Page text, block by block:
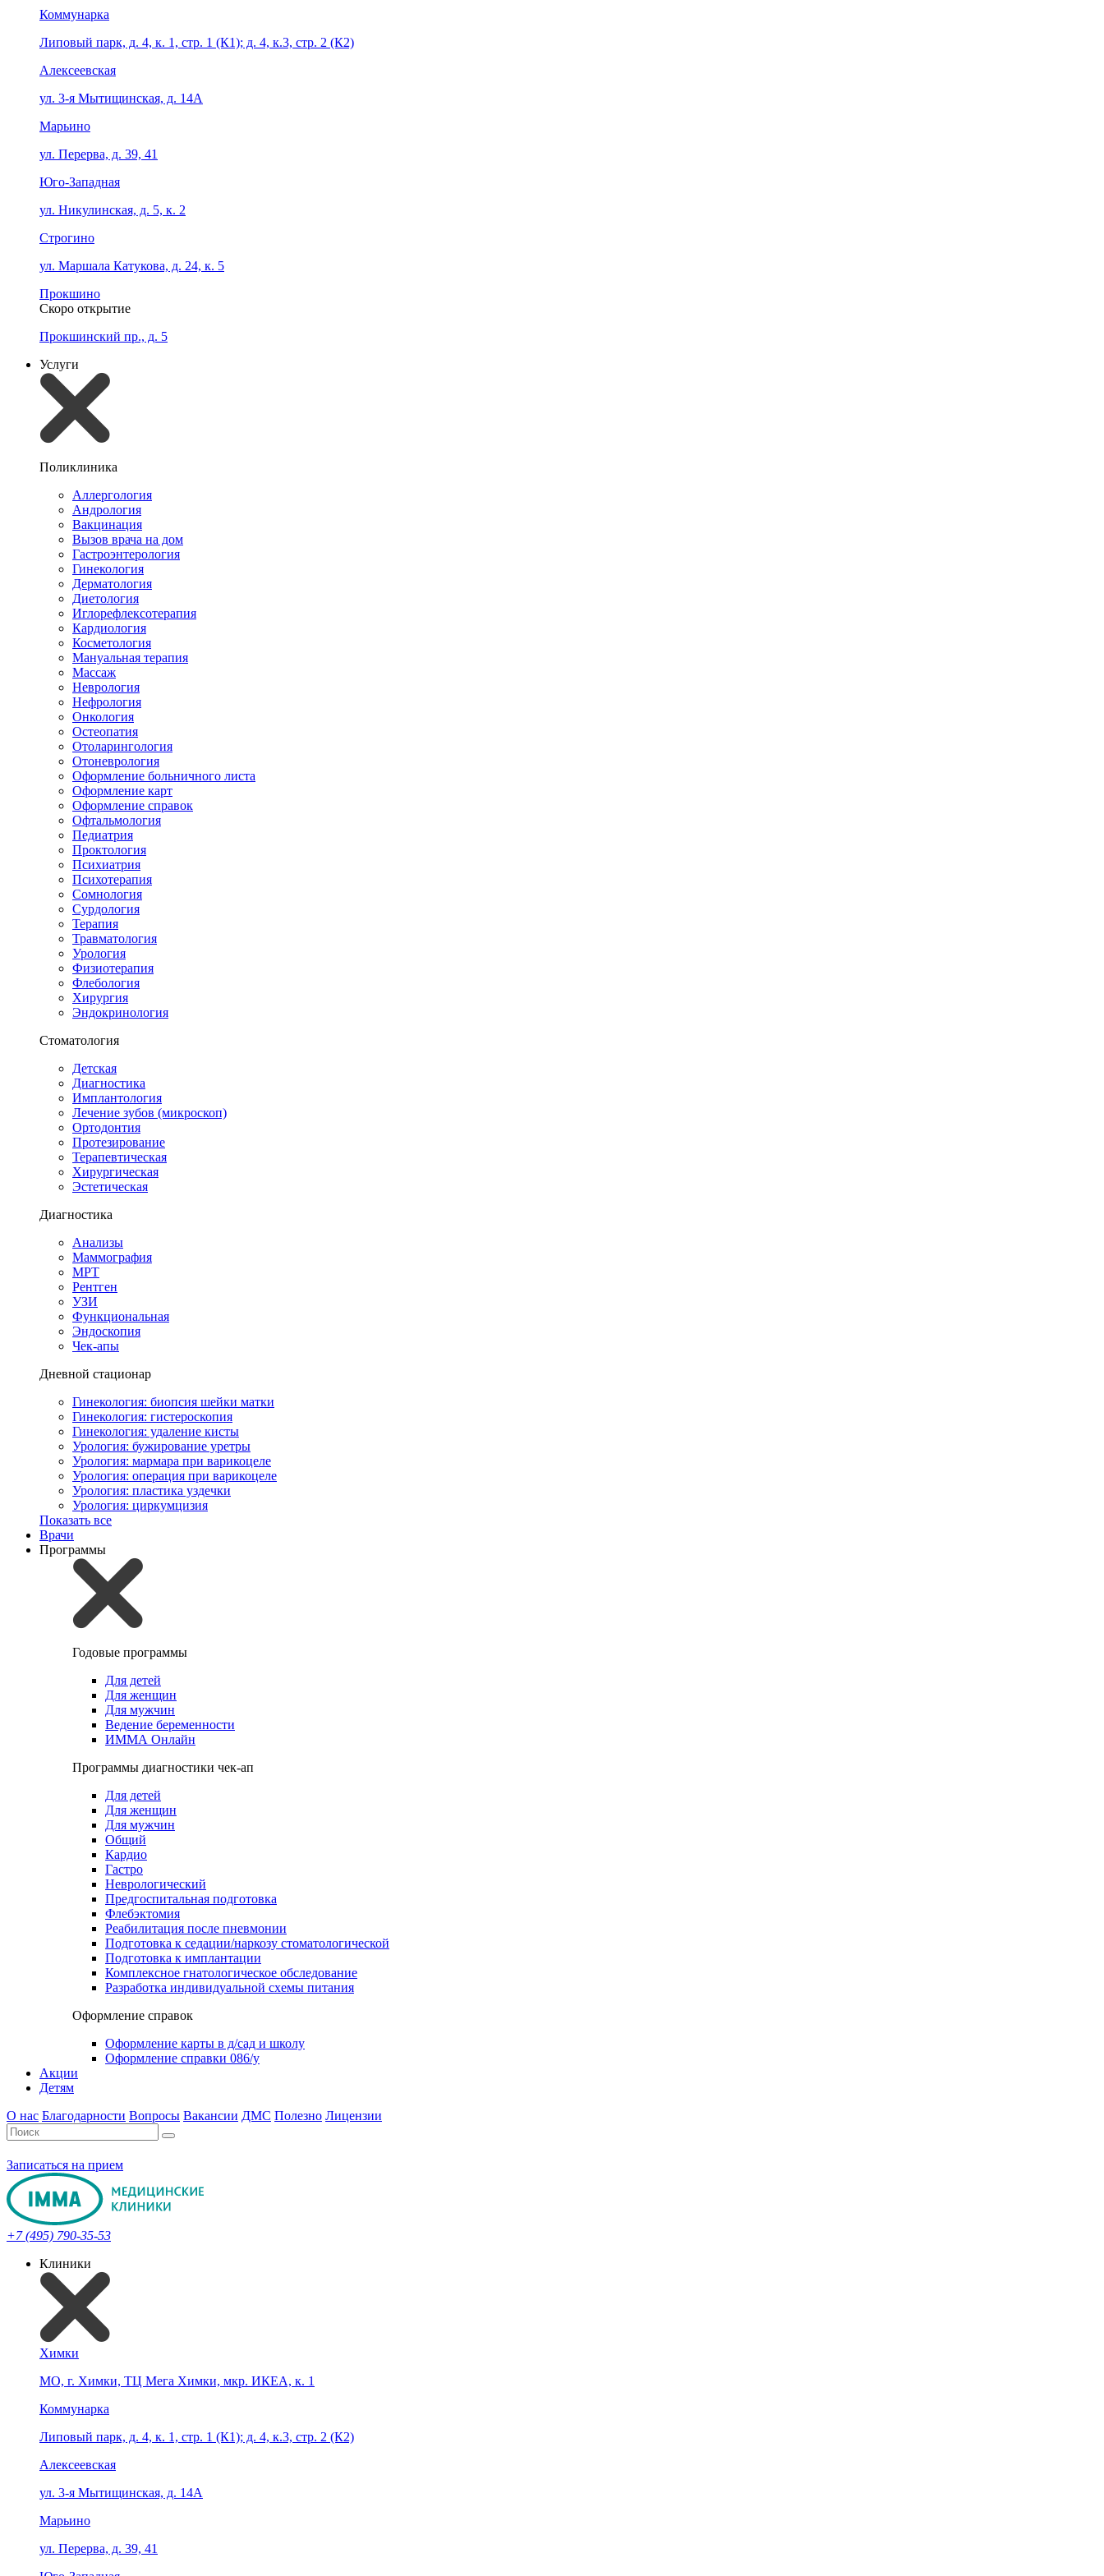
Коммунарка
Липовый парк, д. 4, к. 1, стр. 1 (К1); д. 4, к.3, стр. 2 (К2)
Алексеевская
ул. 3-я Мытищинская, д. 14А
Марьино
ул. Перерва, д. 39, 41
Юго-Западная
ул. Никулинская, д. 5, к. 2
Строгино
ул. Маршала Катукова, д. 24, к. 5
Прокшино
Скоро открытие
Прокшинский пр., д. 5
Услуги
Поликлиника
Аллергология
Андрология
Вакцинация
Вызов врача на дом
Гастроэнтерология
Гинекология
Дерматология
Диетология
Иглорефлексотерапия
Кардиология
Косметология
Мануальная терапия
Массаж
Неврология
Нефрология
Онкология
Остеопатия
Отоларингология
Отоневрология
Оформление больничного листа
Оформление карт
Оформление справок
Офтальмология
Педиатрия
Проктология
Психиатрия
Психотерапия
Сомнология
Сурдология
Терапия
Травматология
Урология
Физиотерапия
Флебология
Хирургия
Эндокринология
Стоматология
Детская
Диагностика
Имплантология
Лечение зубов (микроскоп)
Ортодонтия
Протезирование
Терапевтическая
Хирургическая
Эстетическая
Диагностика
Анализы
Маммография
МРТ
Рентген
УЗИ
Функциональная
Эндоскопия
Чек-апы
Дневной стационар
Гинекология: биопсия шейки матки
Гинекология: гистероскопия
Гинекология: удаление кисты
Урология: бужирование уретры
Урология: мармара при варикоцеле
Урология: операция при варикоцеле
Урология: пластика уздечки
Урология: циркумцизия
Показать все
Врачи
Программы
Годовые программы
Для детей
Для женщин
Для мужчин
Ведение беременности
ИММА Онлайн
Программы диагностики чек-ап
Для детей
Для женщин
Для мужчин
Общий
Кардио
Гастро
Неврологический
Предгоспитальная подготовка
Флебэктомия
Реабилитация после пневмонии
Подготовка к седации/наркозу стоматологической
Подготовка к имплантации
Комплексное гнатологическое обследование
Разработка индивидуальной схемы питания
Оформление справок
Оформление карты в д/сад и школу
Оформление справки 086/у
Акции
Детям
О нас Благодарности Вопросы Вакансии ДМС Полезно Лицензии
Записаться на прием
+7 (495) 790-35-53
Клиники
Химки
МО, г. Химки, ТЦ Мега Химки, мкр. ИКЕА, к. 1
Коммунарка
Липовый парк, д. 4, к. 1, стр. 1 (К1); д. 4, к.3, стр. 2 (К2)
Алексеевская
ул. 3-я Мытищинская, д. 14А
Марьино
ул. Перерва, д. 39, 41